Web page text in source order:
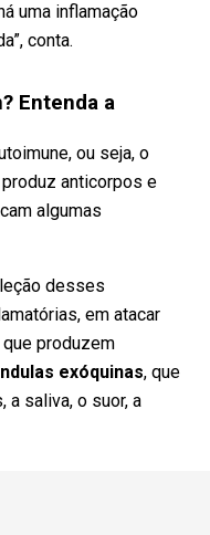
uma inflamação
conta.
Entenda a
ou seja, o
anticorpos e
algumas
desses
em atacar
produzem
exóquinas, que
a saliva, o suor, a